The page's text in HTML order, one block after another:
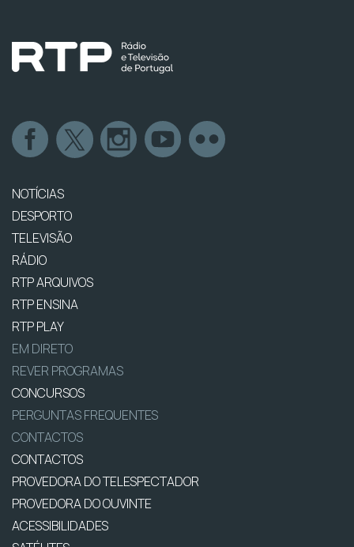
NOTÍCIAS
DESPORTO
TELEVISÃO
RÁDIO
RTP ARQUIVOS
RTP ENSINA
RTP PLAY
EM DIRETO
REVER PROGRAMAS
CONCURSOS
PERGUNTAS FREQUENTES
CONTACTOS
CONTACTOS
PROVEDORA DO TELESPECTADOR
PROVEDORA DO OUVINTE
ACESSIBILIDADES